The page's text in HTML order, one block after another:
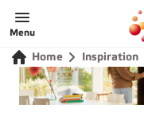
Menu
Home Inspiration